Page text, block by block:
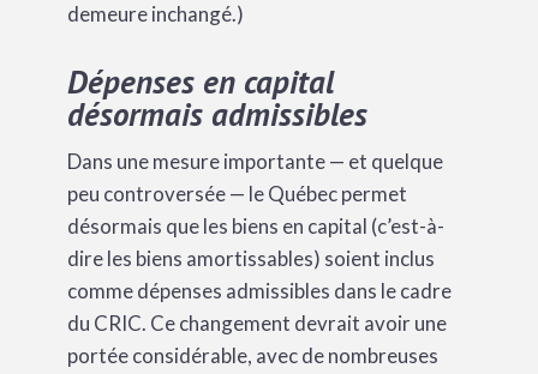
demeure inchangé.)
Dépenses en capital
désormais admissibles
Dans une mesure importante — et quelque
peu controversée — le Québec permet
désormais que les biens en capital (c’est-à-
dire les biens amortissables) soient inclus
comme dépenses admissibles dans le cadre
du CRIC. Ce changement devrait avoir une
portée considérable, avec de nombreuses